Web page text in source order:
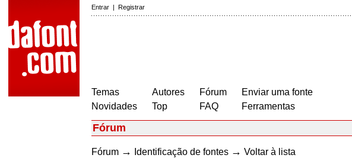
Entrar | Registrar
Temas
Novidades
Autores
Top
Fórum
FAQ
Enviar uma fonte
Ferramentas
Fórum
Fórum → Identificação de fontes → Voltar à lista